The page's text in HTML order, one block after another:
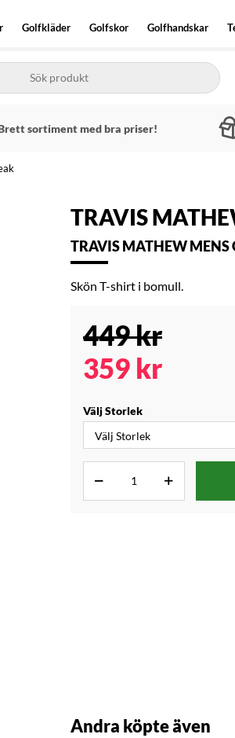
Golfkläder Golfskor Golfhandskar
sortiment med bra priser!
TRAVIS
TRAVIS MATHEW MENS
Skön T-shirt i bomull.
449kr
359 kr
Välj Storlek
Andra köpte även